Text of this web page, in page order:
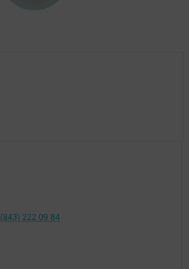
(843) 222 09 84